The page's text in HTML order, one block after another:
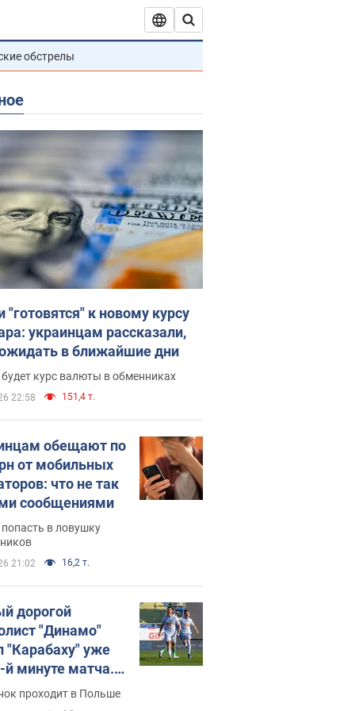
обстрелы
"готовятся" к новому курсу
украинцам рассказали,
в ближайшие дни
курс валюты в обменниках
22:58 151,4 т.
обещают по
от мобильных
что не так
сообщениями
попасть в ловушку
21:02 16,2 т.
дорогой
"Динамо"
"Карабаху" уже
й минуте матча.
проходит в Польше